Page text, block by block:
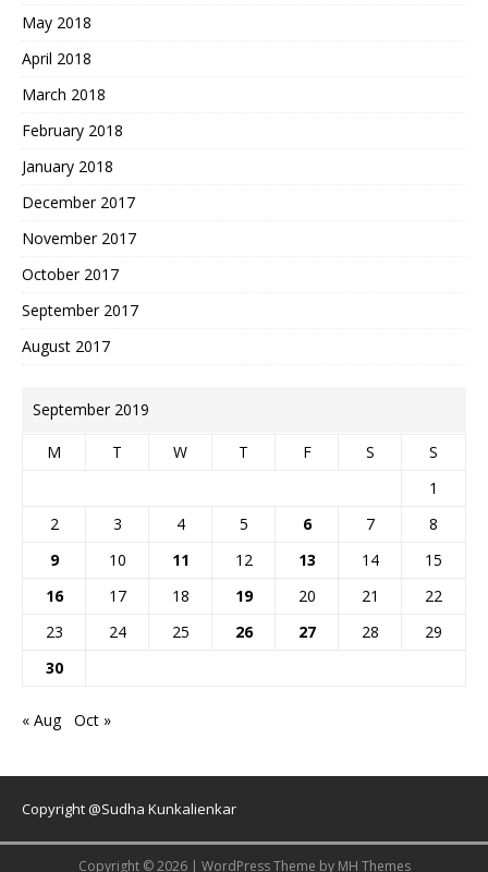
May 2018
April 2018
March 2018
February 2018
January 2018
December 2017
November 2017
October 2017
September 2017
August 2017
September 2019
M T W T F S
S
1
2
3 4 5 6 7
8
9
10 11 12 13 14
15
16
17 18 19 20 21
22
23
24 25 26 27 28
29
30
« Aug Oct »
Copyright @Sudha Kunkalienkar
Copyright © 2026 | WordPress Theme by MH Themes